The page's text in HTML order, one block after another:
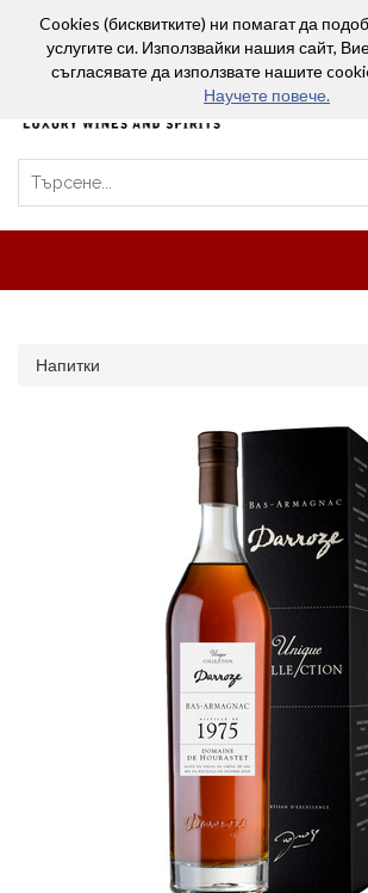
Cookies (бисквитките) ни помагат да
услугите си. Използвайки нашия сайт,
съгласявате да използвате нашите
Научете повече.
Напитки